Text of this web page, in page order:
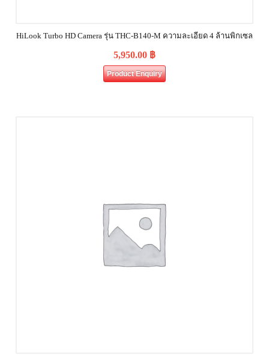
HiLook Turbo HD Camera รุ่น THC-B140-M ความละเอียด 4 ล้านพิกเซล
5,950.00 ฿
Product Enquiry